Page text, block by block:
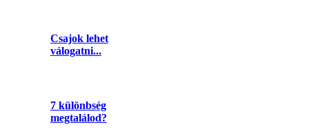
Csajok lehet
válogatni...
7 különbség
megtalálod?